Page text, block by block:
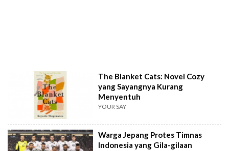
The Blanket Cats: Novel Cozy
yang Sayangnya Kurang
Menyentuh
YOUR SAY
Warga Jepang Protes Timnas
Indonesia yang Gila-gilaan